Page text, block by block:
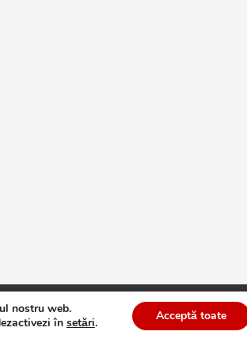
Proudly Powered by: WordPress
nostru web.
în setări. Acceptă toate